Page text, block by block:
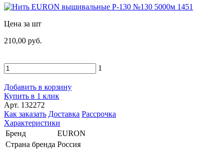
Цена за шт
210,00 руб.
1
Добавить в корзину
Купить в 1 клик
Арт. 132272
Как заказать Доставка Рассрочка
Характеристики
Бренд
EURON
Страна бренда Россия